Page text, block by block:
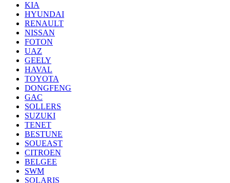
KIA
HYUNDAI
RENAULT
NISSAN
FOTON
UAZ
GEELY
HAVAL
TOYOTA
DONGFENG
GAC
SOLLERS
SUZUKI
TENET
BESTUNE
SOUEAST
CITROEN
BELGEE
SWM
SOLARIS